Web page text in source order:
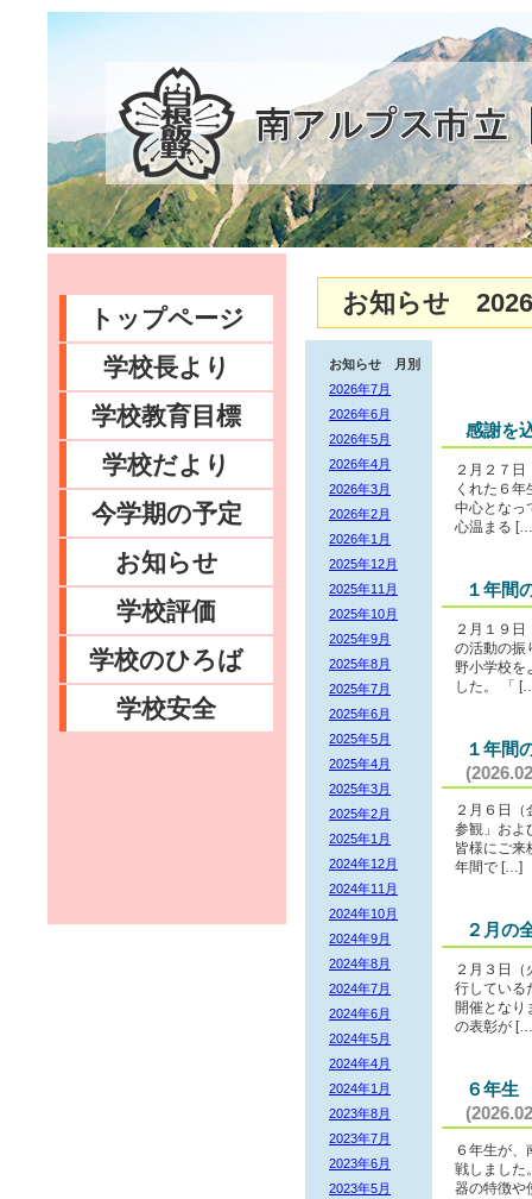
トップページ
学校長より
学校教育目標
学校だより
今学期の予定
お知らせ
学校評価
学校のひろば
学校安全
お知らせ
お知らせ 月別
2026年7月
2026年6月
2026年5月
2026年4月
2026年3月
2026年2月
2026年1月
2025年12月
2025年11月
2025年10月
2025年9月
2025年8月
2025年7月
2025年6月
2025年5月
2025年4月
2025年3月
2025年2月
2025年1月
2024年12月
2024年11月
2024年10月
2024年9月
2024年8月
2024年7月
2024年6月
2024年5月
2024年4月
2024年1月
2023年8月
2023年7月
2023年6月
2023年5月
感謝を
２月２７
くれた６
中心となっ
心温まる
１年間
２月１９
の活動の振
野小学校を
した。 「
１年間
２月６日
参観」およ
皆様にご来
年間で […]
２月の
２月３日
行している
開催となり
の表彰が
６年生
６年生が
戦しました
器の特徴や